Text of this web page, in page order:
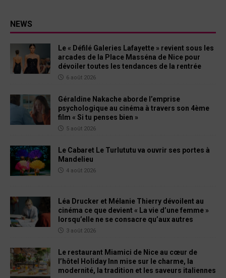
NEWS
Le « Défilé Galeries Lafayette » revient sous les
arcades de la Place Masséna de Nice pour
dévoiler toutes les tendances de la rentrée
6 août 2026
Géraldine Nakache aborde l’emprise
psychologique au cinéma à travers son 4ème
film « Si tu penses bien »
5 août 2026
Le Cabaret Le Turlututu va ouvrir ses portes à
Mandelieu
4 août 2026
Léa Drucker et Mélanie Thierry dévoilent au
cinéma ce que devient « La vie d’une femme »
lorsqu’elle ne se consacre qu’aux autres
3 août 2026
Le restaurant Miamici de Nice au cœur de
l’hôtel Holiday Inn mise sur le charme, la
modernité, la tradition et les saveurs italiennes